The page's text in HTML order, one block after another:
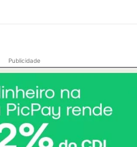
Publicidade